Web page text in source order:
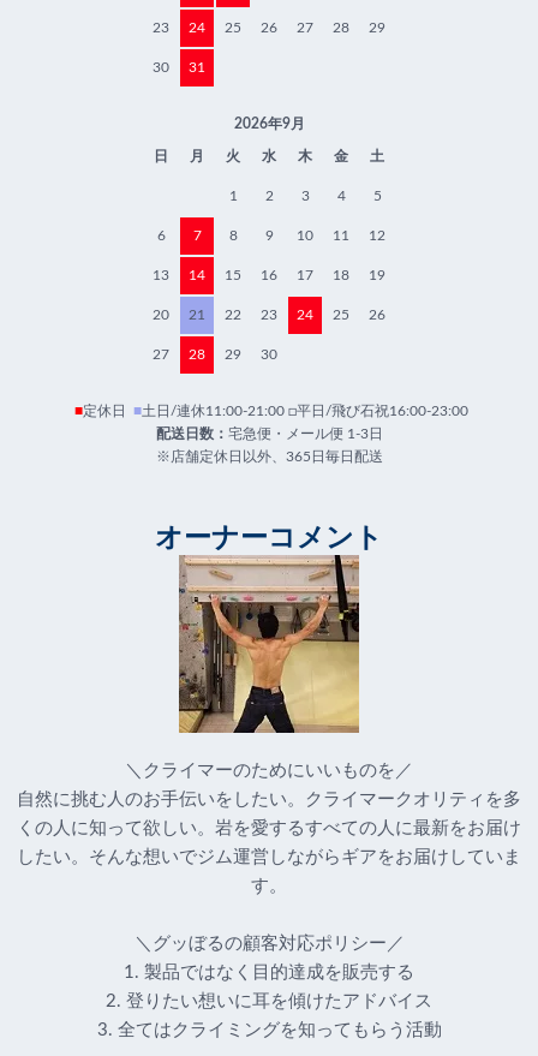
23 24 25 26 27 28 29
30 31
2026年9月
日 月 火 水 木 金 土
1 2 3 4 5
6 7 8 9 10 11 12
13 14 15 16 17 18 19
20 21 22 23 24 25 26
27 28 29 30
■定休日 ■土日/連休11:00-21:00 □平日/飛び石祝16:00-23:00
配送日数： 宅急便・メール便 1-3日
※店舗定休日以外、365日毎日配送
オーナーコメント
＼クライマーのためにいいものを／
自然に挑む人のお手伝いをしたい。クライマークオリティを多
くの人に知って欲しい。岩を愛するすべての人に最新をお届け
したい。そんな想いでジム運営しながらギアをお届けしていま
す。
＼グッぼるの顧客対応ポリシー／
1. 製品ではなく目的達成を販売する
2. 登りたい想いに耳を傾けたアドバイス
3. 全てはクライミングを知ってもらう活動